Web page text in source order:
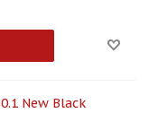
New Black